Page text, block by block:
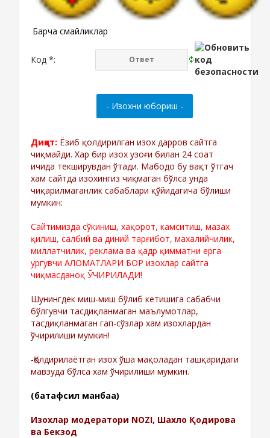
Барча смайликлар
Код *:
Диққат: Ёзиб қолдирилган изох дарров сайтга
чиқмайди. Хар бир изох узоғи билан 24 соат
ичида текширувдан ўтади. Мабодо бу вақт ўтгач
хам сайтда изохингиз чиқмаган бўлса унда
чиқарилмаганлик сабаблари қўйидагича бўлиши
мумкин:
Сайтимизда сўкиниш, хақорот, камситиш, мазах
қилиш, салбий ва диний тарғибот, махалийчилик,
миллатчилик, реклама ва қадр қимматни ерга
ургувчи АЛОМАТЛАРИ БОР изохлар сайтга
чиқмасданоқ ЎЧИРИЛАДИ!
Шунингдек миш-миш бўлиб кетишига сабабчи
бўлгувчи тасдиқланмаган маълумотлар,
тасдиқланмаган гап-сўзлар хам изохлардан
ўчирилиши мумкин!
-Қолдирилаётган изох ўша мақоладан ташқаридаги
мавзуда бўлса хам ўчирилиши мумкин.
(батафсил манбаа)
Изохлар модератори NOZI, Шахло Қодирова
ва Бекзод